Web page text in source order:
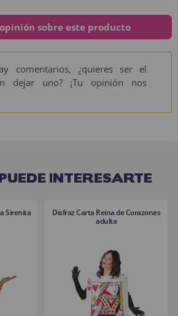
sobre este producto
comentarios, ¿quieres ser el
dejar uno? ¡Tu opinión nos
INTERESARTE
Sirenita
Disfraz Carta Reina de Corazones
adulta